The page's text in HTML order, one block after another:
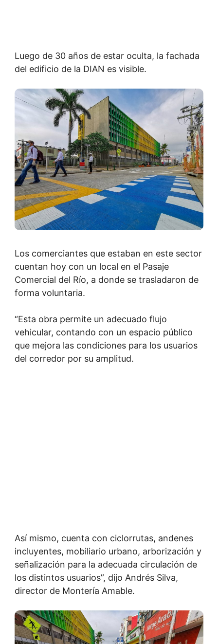
Luego de 30 años de estar oculta, la fachada
del edificio de la DIAN es visible.
Los comerciantes que estaban en este sector
cuentan hoy con un local en el Pasaje
Comercial del Río, a donde se trasladaron de
forma voluntaria.
“Esta obra permite un adecuado flujo
vehicular, contando con un espacio público
que mejora las condiciones para los usuarios
del corredor por su amplitud.
Así mismo, cuenta con ciclorrutas, andenes
incluyentes, mobiliario urbano, arborización y
señalización para la adecuada circulación de
los distintos usuarios”, dijo Andrés Silva,
director de Montería Amable.